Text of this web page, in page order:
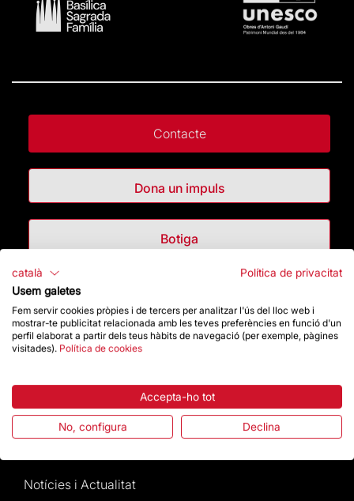
Contacte
Dona un impuls
Botiga
Destacats
La Fundació
Atenció al Visitant
Notícies i Actualitat
català
Política de privacitat
Usem galetes
Fem servir cookies pròpies i de tercers per analitzar l'ús del lloc web i
mostrar-te publicitat relacionada amb les teves preferències en funció d'un
perfil elaborat a partir dels teus hàbits de navegació (per exemple, pàgines
visitades). Política de cookies
Accepta-ho tot
No, configura Declina